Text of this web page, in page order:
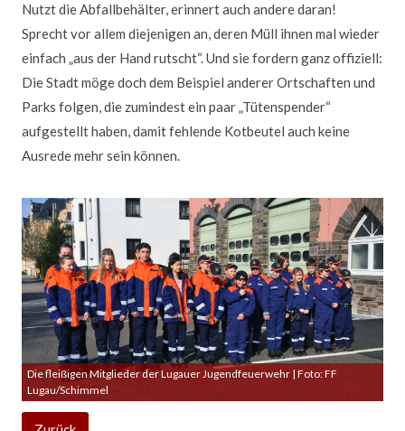
Nutzt die Abfallbehälter, erinnert auch andere daran!
Sprecht vor allem diejenigen an, deren Müll ihnen mal wieder
einfach „aus der Hand rutscht“. Und sie fordern ganz offiziell:
Die Stadt möge doch dem Beispiel anderer Ortschaften und
Parks folgen, die zumindest ein paar „Tütenspender“
aufgestellt haben, damit fehlende Kotbeutel auch keine
Ausrede mehr sein können.
Die fleißigen Mitglieder der Lugauer Jugendfeuerwehr | Foto: FF
Lugau/Schimmel